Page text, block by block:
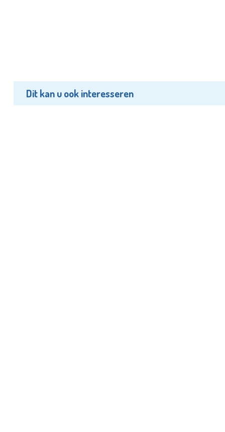
Dit kan u ook interesseren